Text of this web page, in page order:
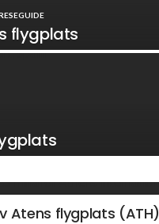
flygplats
Atens flygplats (ATH)